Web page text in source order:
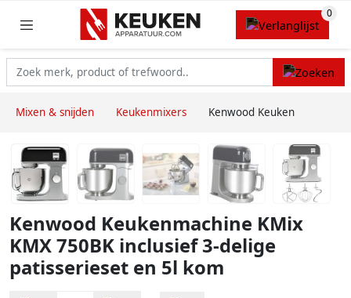
Mixen & snijden Keukenmixers Kenwood Keuken
Kenwood Keukenmachine KMix
KMX 750BK inclusief 3-delige
patisserieset en 5l kom